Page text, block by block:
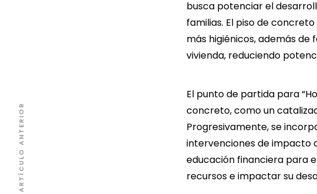
busca potenciar el
familias. El piso de
más higiénicos, además
vivienda, reduciendo
El punto de partida para
concreto, como un
Progresivamente, se
intervenciones de impacto
educación financiera para
recursos e impactar su
ARTÍCULO ANTERIOR